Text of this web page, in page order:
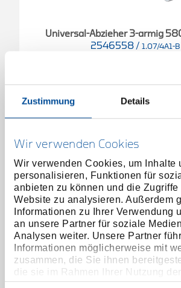
Zustimmung Details
Wir verwenden Cookies
Wir verwenden Cookies, um Inhalte
personalisieren, Funktionen für
anbieten zu können und die Zugriffe
Website zu analysieren. Außerdem
Informationen zu Ihrer Verwendung
an unsere Partner für soziale
Analysen weiter. Unsere Partner
Informationen möglicherweise mit
zusammen, die Sie ihnen
die sie im Rahmen Ihrer Nutzung der
gesammelt haben. Unsere
Universal-Abzieher 3-armig
2546558 / 1.07/4A1-B